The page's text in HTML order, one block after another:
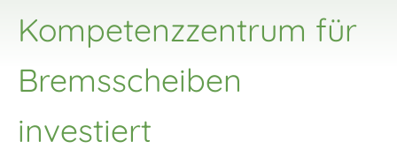
Kompetenzzentrum für
Bremsscheiben
investiert